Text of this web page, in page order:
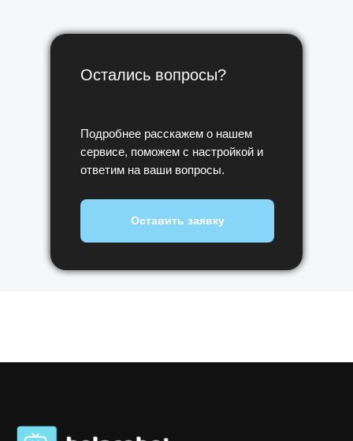
Подробнее расскажем о нашем
сервисе, поможем с настройкой и
ответим на ваши вопросы.
Остались вопросы?
Оставить заявку